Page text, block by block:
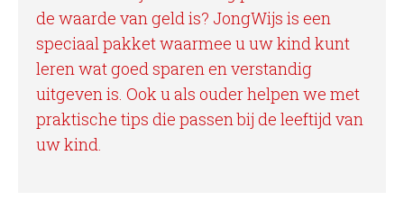
de waarde van geld is? JongWijs is een
speciaal pakket waarmee u uw kind kunt
leren wat goed sparen en verstandig
uitgeven is. Ook u als ouder helpen we met
praktische tips die passen bij de leeftijd van
uw kind.